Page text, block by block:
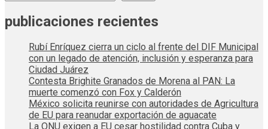
publicaciones recientes
Rubí Enríquez cierra un ciclo al frente del DIF Municipal
con un legado de atención, inclusión y esperanza para
Ciudad Juárez
Contesta Brighite Granados de Morena al PAN: La
muerte comenzó con Fox y Calderón
México solicita reunirse con autoridades de Agricultura
de EU para reanudar exportación de aguacate
La ONU exigen a EU cesar hostilidad contra Cuba y